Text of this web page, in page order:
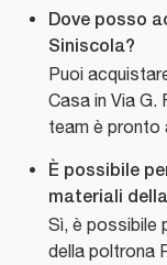
Dove posso
Siniscola?
Puoi
Casa in Via G.
team è pronto
È possibile
materiali
Sì, è possibile
della poltrona